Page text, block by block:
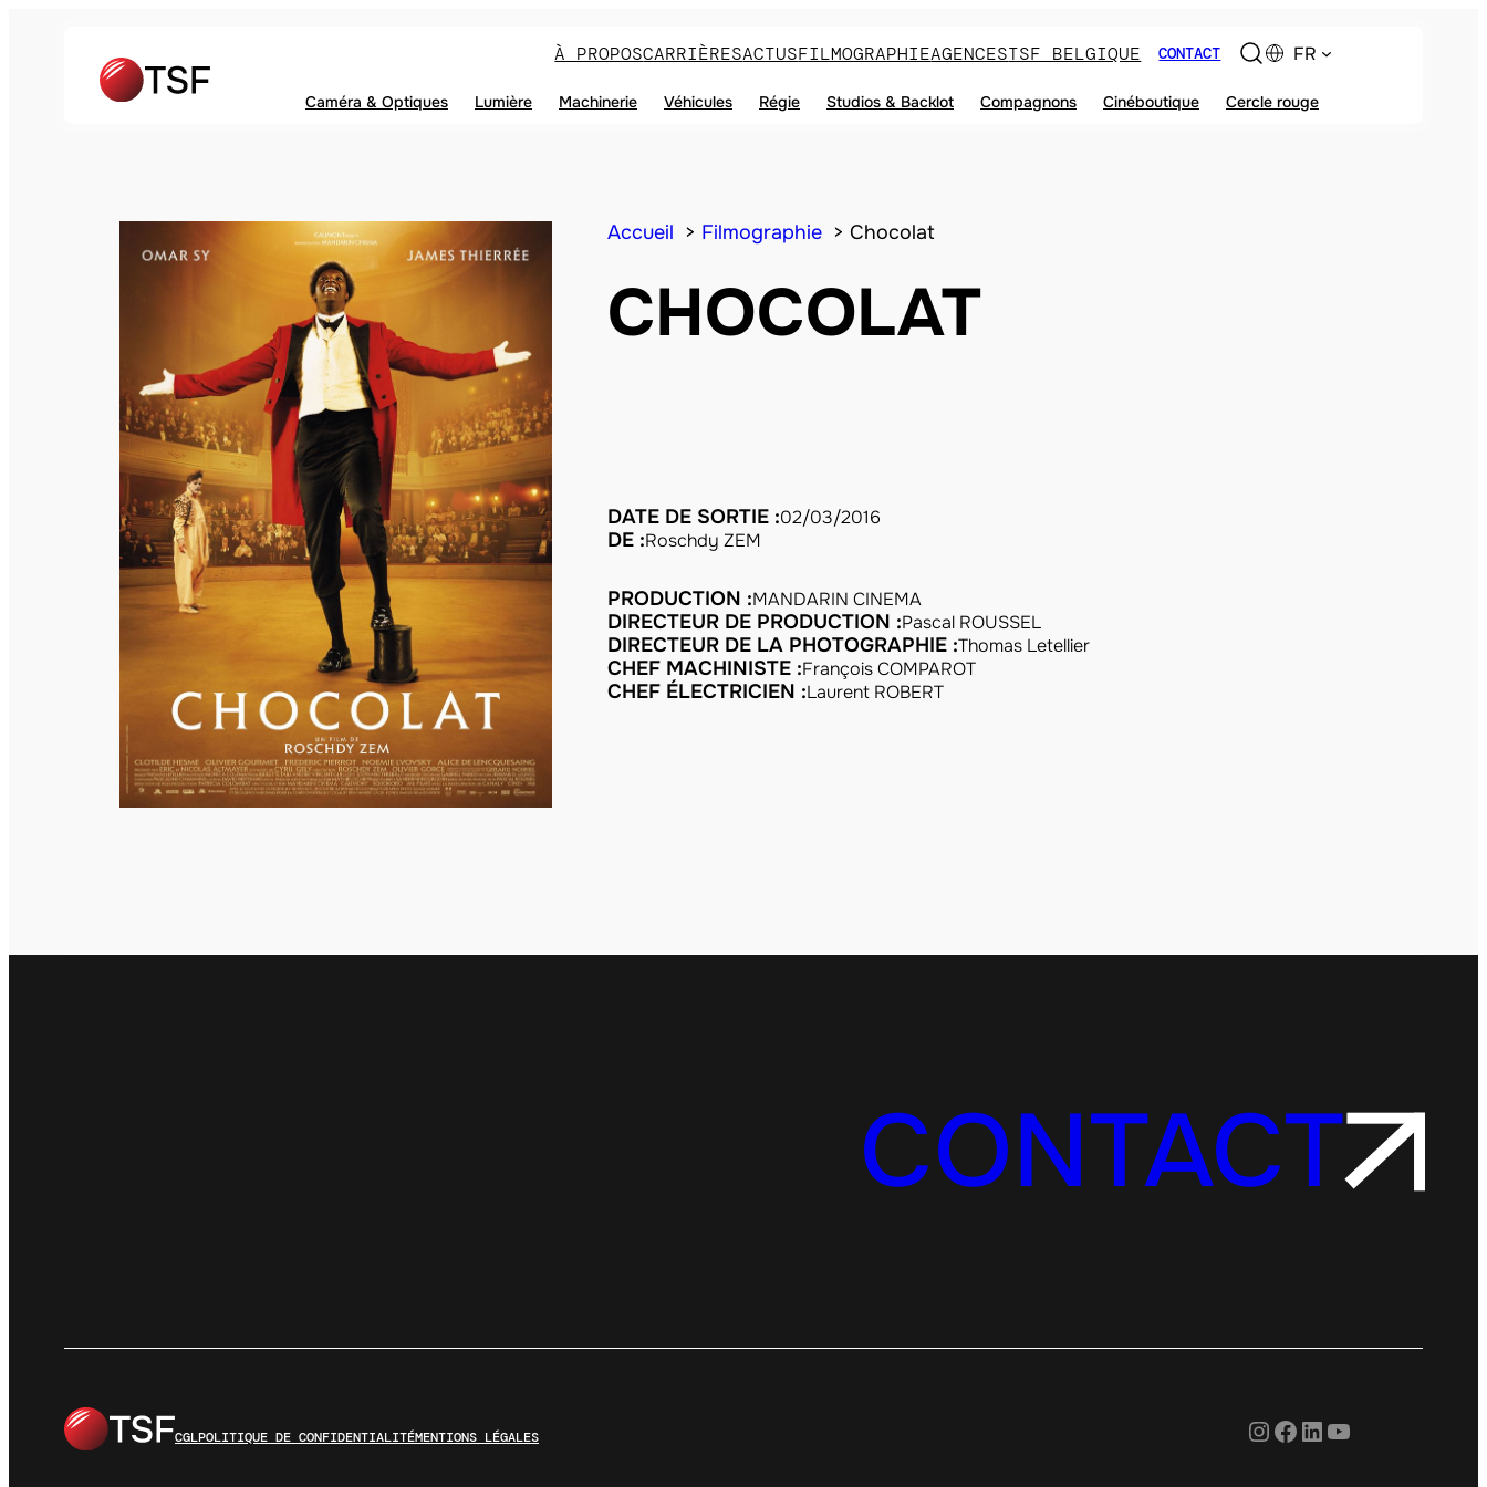
À PROPOSCARRIÈRESACTUSFILMOGRAPHIEAGENCESTSF BELGIQUE CONTACT FR
Caméra & Optiques Lumière Machinerie Véhicules Régie Studios & Backlot Compagnons Cinéboutique Cercle rouge
Accueil Filmographie Chocolat
CHOCOLAT
DATE DE SORTIE :02/03/2016
DE :Roschdy ZEM
PRODUCTION :MANDARIN CINEMA
DIRECTEUR DE PRODUCTION :Pascal ROUSSEL
DIRECTEUR DE LA PHOTOGRAPHIE :Thomas Letellier
CHEF MACHINISTE :François COMPAROT
CHEF ÉLECTRICIEN :Laurent ROBERT
CONTACT
CGLPOLITIQUE DE CONFIDENTIALITÉMENTIONS LÉGALES Instagram
Facebook
LinkedIn
YouTube